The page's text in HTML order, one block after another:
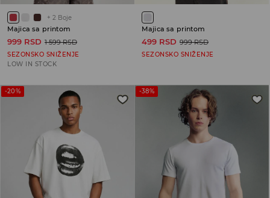
+ 2 Boje
Majica sa printom
999 RSD 1 599 RSD
SEZONSKO SNIŽENJE
LOW IN STOCK
Majica sa printom
499 RSD 999 RSD
SEZONSKO SNIŽENJE
-20% -38%